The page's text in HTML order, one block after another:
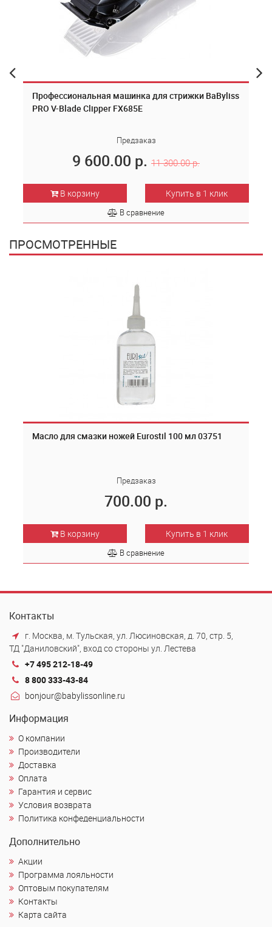
Профессиональная машинка для стрижки BaByliss
PRO V-Blade Clipper FX685E
Предзаказ
9 600.00 р. 11 300.00 р.
В корзину Купить в 1 клик
В сравнение
ПРОСМОТРЕННЫЕ
Масло для смазки ножей Eurostil 100 мл 03751
Предзаказ
700.00 р.
В корзину Купить в 1 клик
В сравнение
Контакты
г. Москва, м. Тульская, ул. Люсиновская, д. 70, стр. 5,
ТД "Даниловский", вход со стороны ул. Лестева
+7 495 212-18-49
8 800 333-43-84
bonjour@babylissonline.ru
Информация
О компании
Производители
Доставка
Оплата
Гарантия и сервис
Условия возврата
Политика конфеденциальности
Дополнительно
Акции
Программа лояльности
Оптовым покупателям
Контакты
Карта сайта